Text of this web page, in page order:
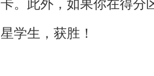
学生，获胜！